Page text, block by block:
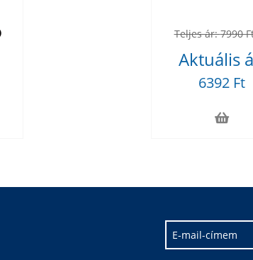
Teljes ár:7990
Aktuális
6392 Ft